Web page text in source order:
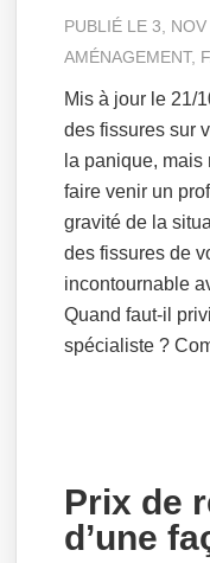
PUBLIÉ LE 3,
AMÉNAGEMENT,
Mis à jour le 21/
des fissures sur
la panique, mais
faire venir un
gravité de la
des fissures de
incontournable
Quand faut-il
spécialiste ?
Prix de
d’une